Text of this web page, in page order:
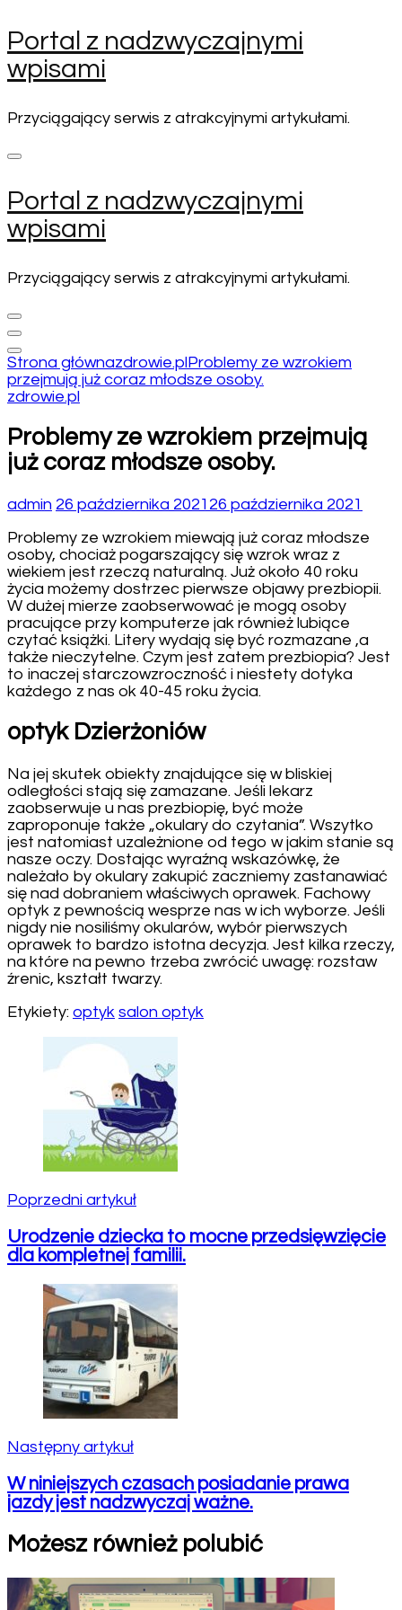
Pomiń
i
przejdź
do
(naciśnij
Portal z nadzwyczajnymi
wpisami
Przyciągający serwis z atrakcyjnymi artykułami.
Portal z nadzwyczajnymi
wpisami
Przyciągający serwis z atrakcyjnymi artykułami.
Strona głównazdrowie.plProblemy ze wzrokiem
przejmują już coraz młodsze osoby.
zdrowie.pl
Problemy ze wzrokiem przejmują
już coraz młodsze osoby.
admin 26 października 2021 26 października 2021
Problemy ze wzrokiem miewają już coraz młodsze
osoby, chociaż pogarszający się wzrok wraz z
wiekiem jest rzeczą naturalną. Już około 40 roku
życia możemy dostrzec pierwsze objawy prezbiopii.
W dużej mierze zaobserwować je mogą osoby
pracujące przy komputerze jak również lubiące
czytać książki. Litery wydają się być rozmazane ,a
także nieczytelne. Czym jest zatem prezbiopia? Jest
to inaczej starczowzroczność i niestety dotyka
każdego z nas ok 40-45 roku życia.
optyk Dzierżoniów
Na jej skutek obiekty znajdujące się w bliskiej
odległości stają się zamazane. Jeśli lekarz
zaobserwuje u nas prezbiopię, być może
zaproponuje także „okulary do czytania”. Wszytko
jest natomiast uzależnione od tego w jakim stanie są
nasze oczy. Dostając wyraźną wskazówkę, że
należało by okulary zakupić zaczniemy zastanawiać
się nad dobraniem właściwych oprawek. Fachowy
optyk z pewnością wesprze nas w ich wyborze. Jeśli
nigdy nie nosiliśmy okularów, wybór pierwszych
oprawek to bardzo istotna decyzja. Jest kilka rzeczy,
na które na pewno trzeba zwrócić uwagę: rozstaw
źrenic, kształt twarzy.
Etykiety: optyk salon optyk
Nawigacja
wpisu
Poprzedni artykuł
Urodzenie dziecka to mocne przedsięwzięcie
dla kompletnej familii.
Następny artykuł
W niniejszych czasach posiadanie prawa
jazdy jest nadzwyczaj ważne.
Możesz również polubić